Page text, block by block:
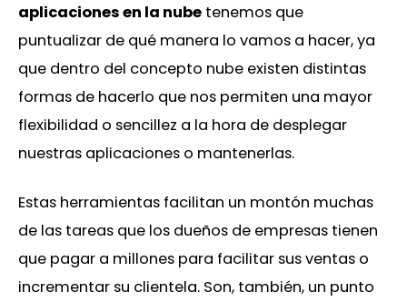
aplicaciones en la nube tenemos que
puntualizar de qué manera lo vamos a hacer, ya
que dentro del concepto nube existen distintas
formas de hacerlo que nos permiten una mayor
flexibilidad o sencillez a la hora de desplegar
nuestras aplicaciones o mantenerlas.
Estas herramientas facilitan un montón muchas
de las tareas que los dueños de empresas tienen
que pagar a millones para facilitar sus ventas o
incrementar su clientela. Son, también, un punto